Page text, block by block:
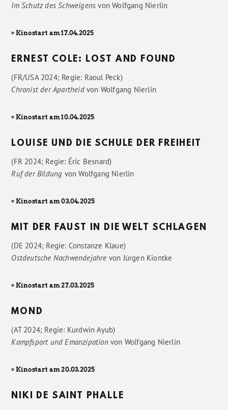
Im Schutz des Schweigens vonWolfgang Nierlin
» Kinostart am 17.04.2025
ERNEST COLE: LOST AND FOUND
(FR/USA 2024; Regie: Raoul Peck)
Chronist der Apartheidvon Wolfgang Nierlin
» Kinostart am 10.04.2025
LOUISE UND DIE SCHULE DER FREIHEIT
(FR 2024; Regie: Éric Besnard)
Ruf der Bildung vonWolfgang Nierlin
» Kinostart am 03.04.2025
MIT DER FAUST IN DIE WELT SCHLAGEN
(DE 2024; Regie: Constanze Klaue)
Ostdeutsche Nachwendejahre vonJürgen Kiontke
» Kinostart am 27.03.2025
MOND
(AT 2024; Regie: Kurdwin Ayub)
Kampfsport und Emanzipationvon Wolfgang Nierlin
» Kinostart am 20.03.2025
NIKI DE SAINT PHALLE